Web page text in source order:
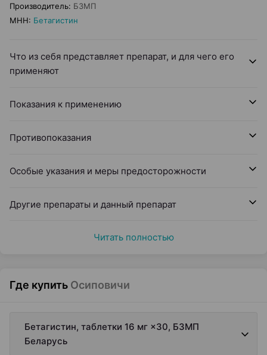
Производитель: БЗМП
МНН: Бетагистин
Что из себя представляет препарат, и для чего его
применяют
Показания к применению
Противопоказания
Особые указания и меры предосторожности
Другие препараты и данный препарат
Читать полностью
Где купить Осиповичи
Бетагистин, таблетки 16 мг ×30, БЗМП
Беларусь